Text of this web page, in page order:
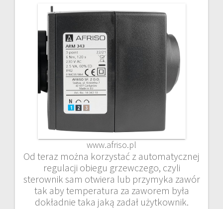
www.afriso.pl
Od teraz można korzystać z automatycznej
regulacji obiegu grzewczego, czyli
sterownik sam otwiera lub przymyka zawór
tak aby temperatura za zaworem była
dokładnie taka jaką zadał użytkownik.